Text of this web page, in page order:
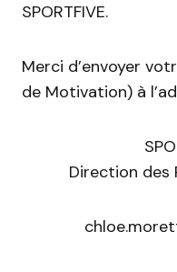
SPORTFIVE.
Merci d’envoyer
de Motivation) à
Direction des